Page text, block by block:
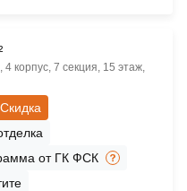
корпус, 7 секция, 15 этаж,
Скидка
от ГК ФСК